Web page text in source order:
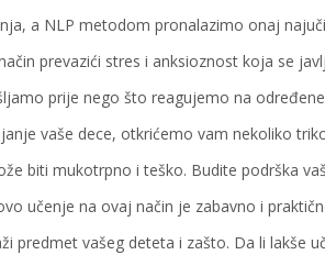
a NLP metodom pronalazimo onaj
prevazići stres i anksioznost koja se
prije nego što reagujemo na
vaše dece, otkrićemo vam nekoliko
biti mukotrpno i teško. Budite podrška
učenje na ovaj način je zabavno i
predmet vašeg deteta i zašto. Da li lakše